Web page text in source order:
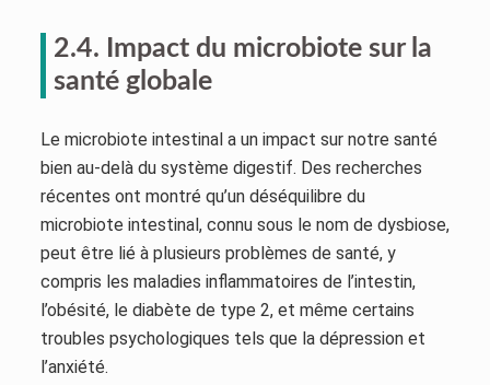
2.4. Impact du microbiote sur la
santé globale
Le microbiote intestinal a un impact sur notre santé
bien au-delà du système digestif. Des recherches
récentes ont montré qu’un déséquilibre du
microbiote intestinal, connu sous le nom de dysbiose,
peut être lié à plusieurs problèmes de santé, y
compris les maladies inflammatoires de l’intestin,
l’obésité, le diabète de type 2, et même certains
troubles psychologiques tels que la dépression et
l’anxiété.